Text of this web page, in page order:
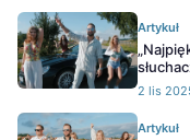
Artykuł
2 lis
Artykuł